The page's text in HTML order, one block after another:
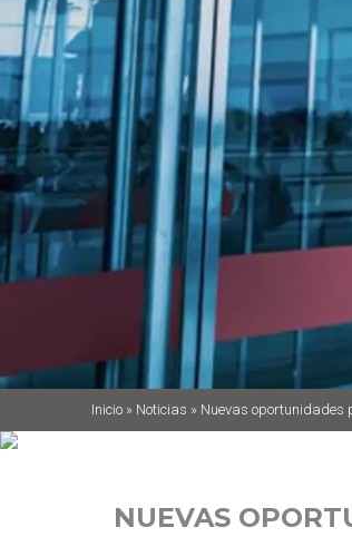
Inicio » Noticias » Nuevas oportunidades
NUEVAS